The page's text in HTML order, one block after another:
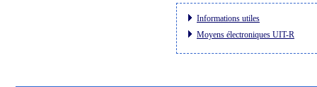
Informations utiles
Moyens électroniques UIT-R